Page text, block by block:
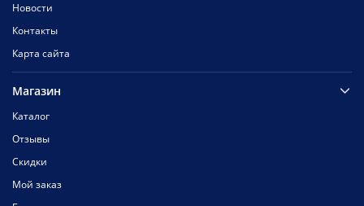
Новости
Контакты
Карта сайта
Магазин
Каталог
Отзывы
Скидки
Мой заказ